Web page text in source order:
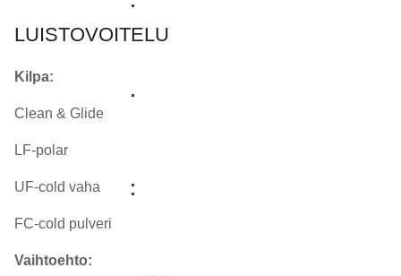
LUISTOVOITELU
Kilpa:
Clean & Glide
LF-polar
UF-cold vaha
FC-cold pulveri
Vaihtoehto: